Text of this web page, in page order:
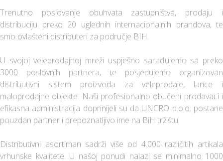
Trenutno poslovanje obuhvata zastupništva, prodaju i
distribuciju preko 20 uglednih internacionalnih brandova, te
smo ovlašteni distributeri za područje BIH.
U svojoj veleprodajnoj mreži uspješno sarađujemo sa preko
3000 poslovnih partnera, te posjedujemo organizovan
distributivni sistem proizvoda za veleprodaje, lance i
maloprodajne objekte. Naši profesionalno obučeni prodavaci i
efikasna administracija doprinijeli su da UNCRO d.o.o. postane
pouzdan partner i prepoznatljivo ime na BiH tržištu.
Distributivni asortiman sadrži više od 4.000 različitih artikala
vrhunske kvalitete. U našoj ponudi nalazi se minimalno 1000